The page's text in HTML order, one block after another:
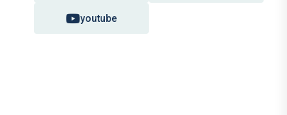
youtube